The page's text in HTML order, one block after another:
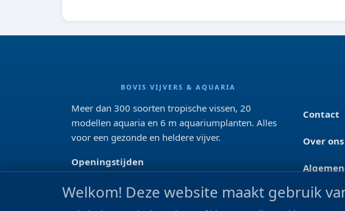
BOVIS VIJVERS & AQUARIA
Meer dan 300 soorten tropische vissen, 20
modellen aquaria en 6 m aquariumplanten. Alles
voor een gezonde en heldere vijver.
Openingstijden
Za: 09:00 - 17:00
Contact
Over ons
Welkom! Deze website maakt gebruik